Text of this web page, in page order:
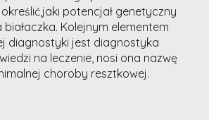
potencjał genetyczny
Kolejnym elementem
diagnostyki jest diagnostyka
na leczenie, nosi ona nazwę
choroby resztkowej.